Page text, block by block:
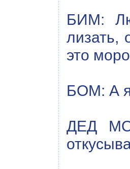
БИМ:
лизать,
это
БОМ: А
ДЕД